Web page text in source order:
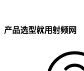
产品选型就用射频网